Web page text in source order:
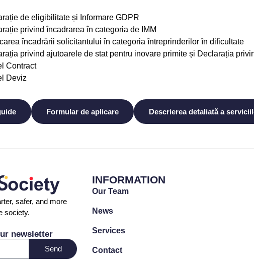
de eligibilitate și Informare GDPR
privind încadrarea în categoria de IMM
încadrării solicitantului în categoria întreprinderilor în dificultate
privind ajutoarele de stat pentru inovare primite și Declarația
Contract
Deviz
Formular de aplicare Descrierea detaliată a
safer, and more
society.
newsletter
Send
INFORMATION
Our Team
News
Services
Contact